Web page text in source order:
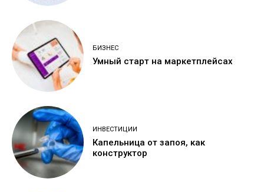
БИЗНЕС
Умный старт на маркетплейсах
ИНВЕСТИЦИИ
Капельница от запоя, как
конструктор